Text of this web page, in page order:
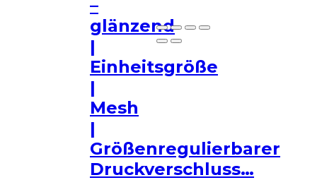
–
glänzend
|
Einheitsgröße
|
Mesh
|
Größenregulierbarer
Druckverschluss…